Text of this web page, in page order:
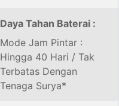
Daya Tahan Baterai :
Mode Jam Pintar :
Hingga 40 Hari / Tak
Terbatas Dengan
Tenaga Surya*